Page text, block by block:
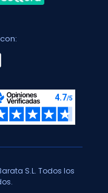
S.L. Todos los